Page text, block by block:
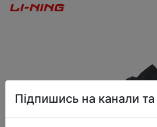
Підпишись на канали